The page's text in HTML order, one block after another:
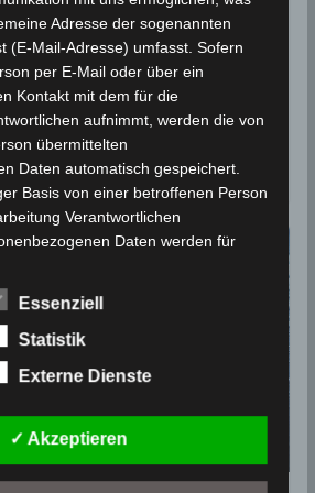
2238 Views
, Niederschlagsstatistik
24 Stunden zwischen Dienstag,
7 Uhr und Mittwoch, den 1. Mai
Adresse der sogenannten
(E-Mail-Adresse) umfasst. Sofern
per E-Mail oder über ein
Kontakt mit dem für die
aufnimmt, werden die von
übermittelten
Daten automatisch gespeichert.
Basis von einer betroffenen Person
Verantwortlichen
Daten werden für
gespeichert. Es erfolgt keine
Daten an Dritte.
im Blog auf der
auf einem Blog, der sich auf der
individuelle Kommentare zu
Essenziell
Statistik
Externe Dienste
✓ Akzeptieren